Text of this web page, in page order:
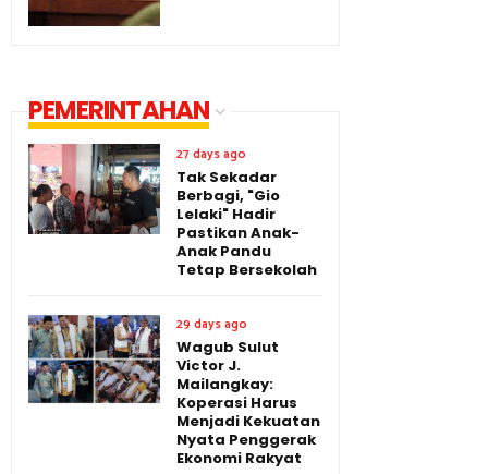
PEMERINTAHAN
27 days ago
Tak Sekadar
Berbagi, "Gio
Lelaki" Hadir
Pastikan Anak-
Anak Pandu
Tetap Bersekolah
29 days ago
Wagub Sulut
Victor J.
Mailangkay:
Koperasi Harus
Menjadi Kekuatan
Nyata Penggerak
Ekonomi Rakyat